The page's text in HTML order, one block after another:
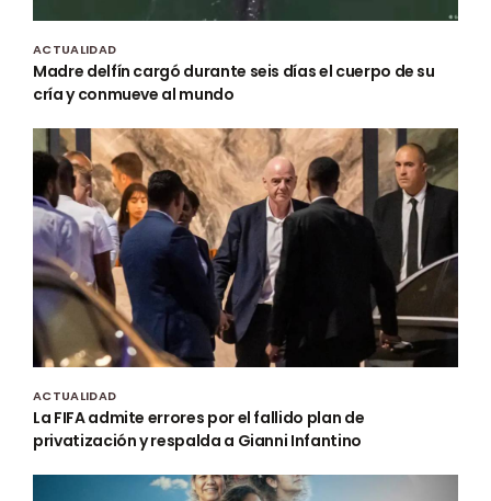
ACTUALIDAD
Madre delfín cargó durante seis días el cuerpo de su
cría y conmueve al mundo
ACTUALIDAD
La FIFA admite errores por el fallido plan de
privatización y respalda a Gianni Infantino